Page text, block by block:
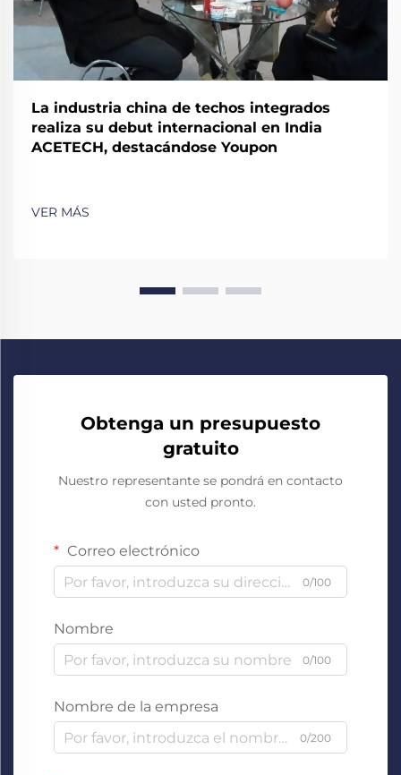
La industria china de techos integrados
realiza su debut internacional en India
ACETECH, destacándose Youpon
VER MÁS
Obtenga un presupuesto
gratuito
Nuestro representante se pondrá en contacto
con usted pronto.
Correo electrónico
0/100
Nombre
0/100
Nombre de la empresa
0/200